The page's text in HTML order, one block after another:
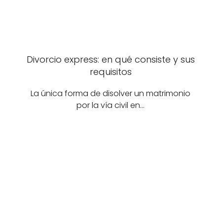
Divorcio express: en qué consiste y sus
requisitos
La única forma de disolver un matrimonio
por la vía civil en…